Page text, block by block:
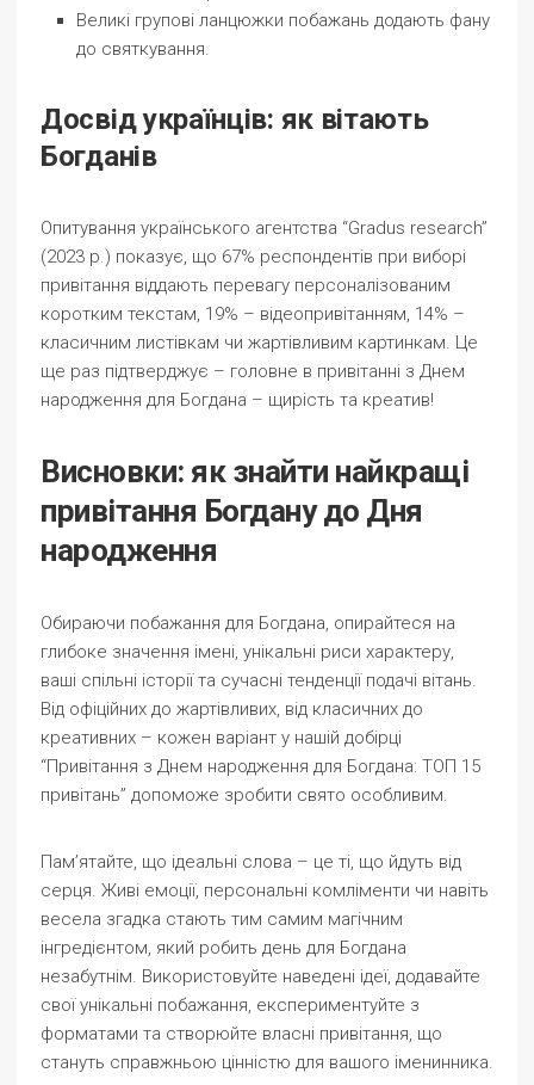
Великі групові ланцюжки побажань додають фану
до святкування.
Досвід українців: як вітають
Богданів
Опитування українського агентства “Gradus research”
(2023 р.) показує, що 67% респондентів при виборі
привітання віддають перевагу персоналізованим
коротким текстам, 19% – відеопривітанням, 14% –
класичним листівкам чи жартівливим картинкам. Це
ще раз підтверджує – головне в привітанні з Днем
народження для Богдана – щирість та креатив!
Висновки: як знайти найкращі
привітання Богдану до Дня
народження
Обираючи побажання для Богдана, опирайтеся на
глибоке значення імені, унікальні риси характеру,
ваші спільні історії та сучасні тенденції подачі вітань.
Від офіційних до жартівливих, від класичних до
креативних – кожен варіант у нашій добірці
“Привітання з Днем народження для Богдана: ТОП 15
привітань” допоможе зробити свято особливим.
Пам’ятайте, що ідеальні слова – це ті, що йдуть від
серця. Живі емоції, персональні комліменти чи навіть
весела згадка стають тим самим магічним
інгредієнтом, який робить день для Богдана
незабутнім. Використовуйте наведені ідеї, додавайте
свої унікальні побажання, експериментуйте з
форматами та створюйте власні привітання, що
стануть справжньою цінністю для вашого іменинника.